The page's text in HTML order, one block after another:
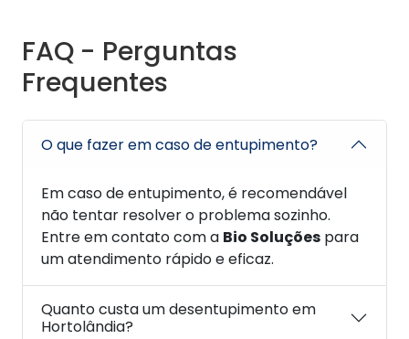
FAQ - Perguntas
Frequentes
O que fazer em caso de entupimento?
Em caso de entupimento, é recomendável
não tentar resolver o problema sozinho.
Entre em contato com a Bio Soluções para
um atendimento rápido e eficaz.
Quanto custa um desentupimento em
Hortolândia?